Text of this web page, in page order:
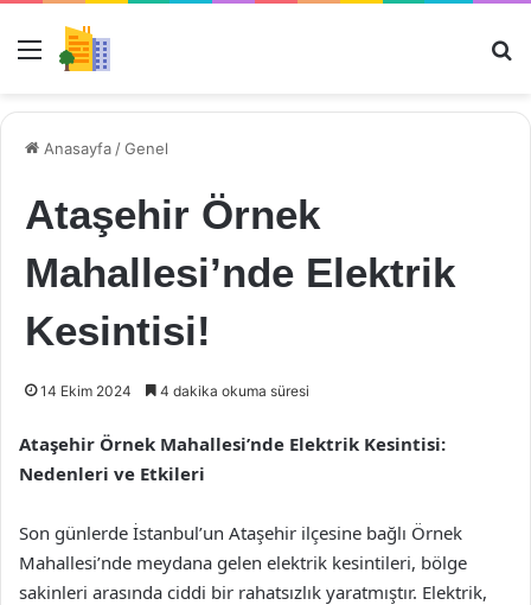
Menü
Anasayfa /Genel
Ataşehir Örnek
Mahallesi’nde Elektrik
Kesintisi!
14 Ekim 2024 4 dakika okuma süresi
Ataşehir Örnek Mahallesi’nde Elektrik Kesintisi:
Nedenleri ve Etkileri
Son günlerde İstanbul’un Ataşehir ilçesine bağlı Örnek
Mahallesi’nde meydana gelen elektrik kesintileri, bölge
sakinleri arasında ciddi bir rahatsızlık yaratmıştır. Elektrik,